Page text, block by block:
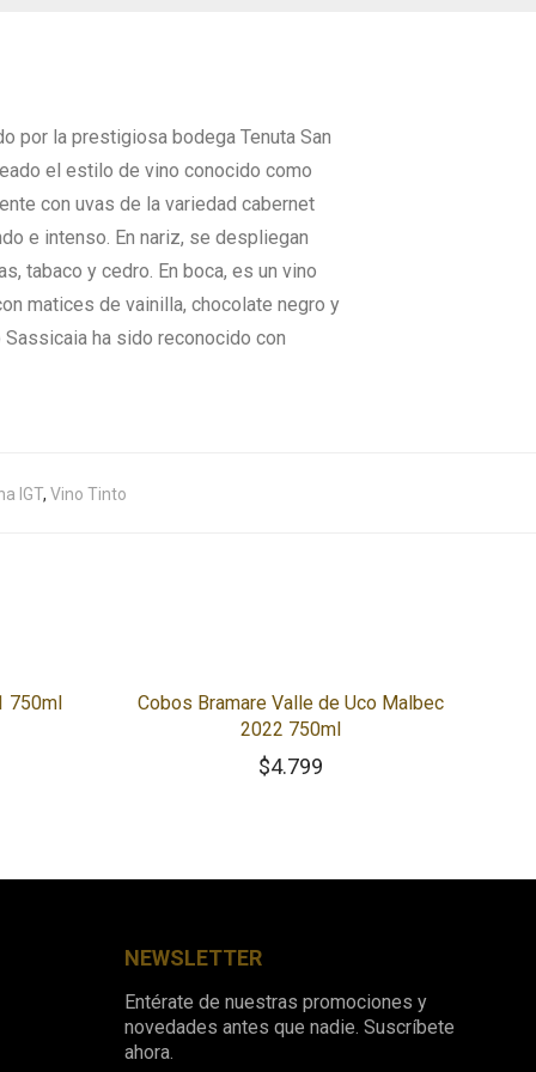
por la prestigiosa bodega Tenuta San
el estilo de vino conocido como
con uvas de la variedad cabernet
e intenso. En nariz, se despliegan
tabaco y cedro. En boca, es un vino
matices de vainilla, chocolate negro y
ha sido reconocido con
IGT, Vino Tinto
750ml
Cobos Bramare Valle de Uco Malbec
2022 750ml
$4.799
NEWSLETTER
Entérate de nuestras promociones y
novedades antes que nadie. Suscríbete
ahora.